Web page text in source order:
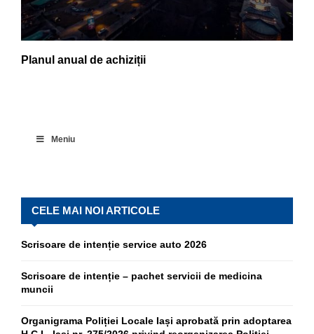
Planul anual de achiziții
Meniu
CELE MAI NOI ARTICOLE
Scrisoare de intenție service auto 2026
Scrisoare de intenție – pachet servicii de medicina
muncii
Organigrama Poliției Locale Iași aprobată prin adoptarea